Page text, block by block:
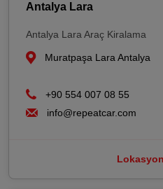
Antalya Lara
Antalya Lara Araç Kiralama
Muratpaşa Lara Antalya
+90 554 007 08 55
info@repeatcar.com